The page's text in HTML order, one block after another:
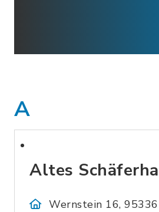
A
Altes
Wernstein 16, 95336